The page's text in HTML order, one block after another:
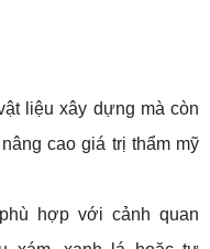
liệu xây dựng mà còn
cao giá trị thẩm mỹ
hợp với cảnh quan